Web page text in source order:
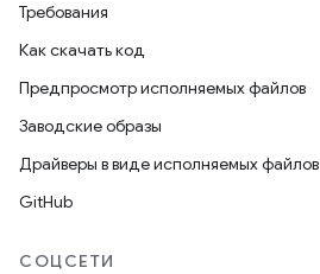
Требования
Как скачать код
Предпросмотр исполняемых файлов
Заводские образы
Драйверы в виде исполняемых файлов
GitHub
СОЦСЕТИ